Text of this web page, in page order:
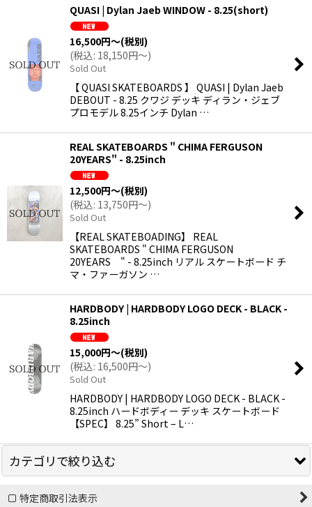
QUASI | Dylan Jaeb WINDOW - 8.25(short)
16,500円～(税別)
(税込: 18,150円～)
Sold Out
【 QUASI SKATEBOARDS 】 QUASI | Dylan Jaeb
DEBOUT - 8.25 クワジ デッキ ディラン・ジェブ
プロモデル 8.25インチ Dylan …
REAL SKATEBOARDS " CHIMA FERGUSON
20YEARS" - 8.25inch
12,500円～(税別)
(税込: 13,750円～)
Sold Out
【REAL SKATEBOADING】 REAL
SKATEBOARDS " CHIMA FERGUSON
20YEARS " - 8.25inch リアル スケートボード チ
マ・ファーガソン …
HARDBODY | HARDBODY LOGO DECK - BLACK -
8.25inch
15,000円～(税別)
(税込: 16,500円～)
Sold Out
HARDBODY | HARDBODY LOGO DECK - BLACK -
8.25inch ハードボディー デッキ スケートボード
【SPEC】 8.25” Short – L…
カテゴリで絞り込む
【COMPLETE SET / 初心者＆入門者向け】
特定商取引法表示